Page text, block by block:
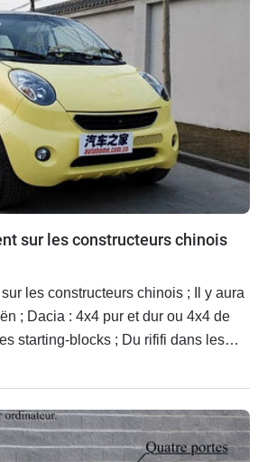
sur les constructeurs chinois
les constructeurs chinois ; Il y aura
; Dacia : 4x4 pur et dur ou 4x4 de
starting-blocks ; Du rififi dans les